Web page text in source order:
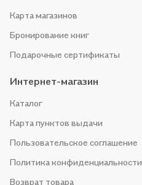
Карта магазинов
Бронирование книг
Подарочные сертификаты
Интернет-магазин
Каталог
Карта пунктов выдачи
Пользовательское соглашение
Политика конфиденциальности
Возврат товара